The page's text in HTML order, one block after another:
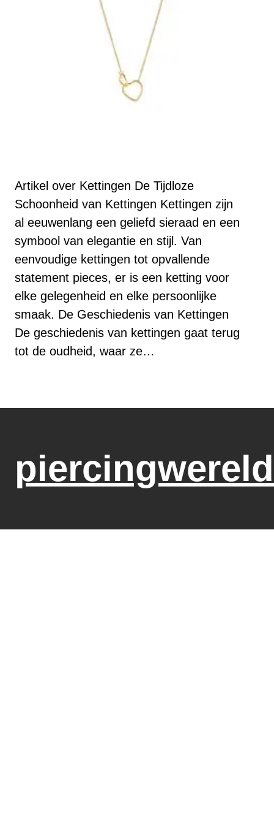
Artikel over Kettingen De Tijdloze
Schoonheid van Kettingen Kettingen zijn
al eeuwenlang een geliefd sieraad en een
symbool van elegantie en stijl. Van
eenvoudige kettingen tot opvallende
statement pieces, er is een ketting voor
elke gelegenheid en elke persoonlijke
smaak. De Geschiedenis van Kettingen
De geschiedenis van kettingen gaat terug
tot de oudheid, waar ze…